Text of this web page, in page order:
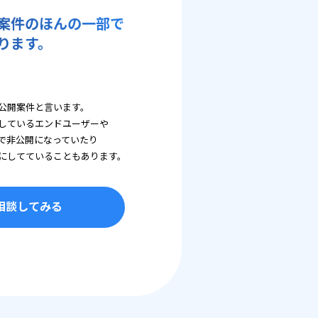
件のほんの一部で
す。
案件と言います。
ているエンドユーザーや
非公開になっていたり
てていることもあります。
談してみる